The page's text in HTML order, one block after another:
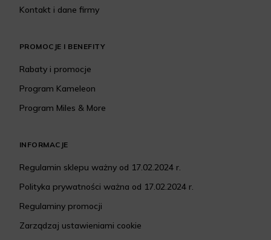
Kontakt i dane firmy
PROMOCJE I BENEFITY
Rabaty i promocje
Program Kameleon
Program Miles & More
INFORMACJE
Regulamin sklepu ważny od 17.02.2024 r.
Polityka prywatności ważna od 17.02.2024 r.
Regulaminy promocji
Zarządzaj ustawieniami cookie